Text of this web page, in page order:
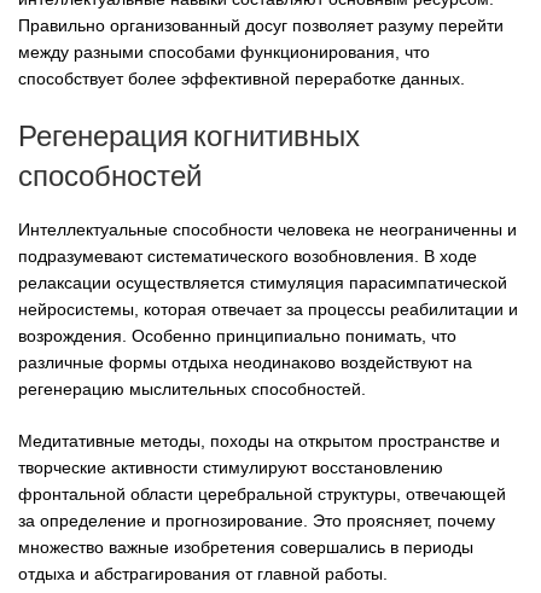
Правильно организованный досуг позволяет разуму перейти
между разными способами функционирования, что
способствует более эффективной переработке данных.
Регенерация когнитивных
способностей
Интеллектуальные способности человека не неограниченны и
подразумевают систематического возобновления. В ходе
релаксации осуществляется стимуляция парасимпатической
нейросистемы, которая отвечает за процессы реабилитации и
возрождения. Особенно принципиально понимать, что
различные формы отдыха неодинаково воздействуют на
регенерацию мыслительных способностей.
Медитативные методы, походы на открытом пространстве и
творческие активности стимулируют восстановлению
фронтальной области церебральной структуры, отвечающей
за определение и прогнозирование. Это проясняет, почему
множество важные изобретения совершались в периоды
отдыха и абстрагирования от главной работы.